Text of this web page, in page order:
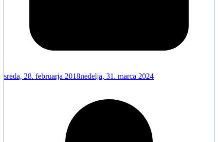
sreda, 28. februarja 2018nedelja, 31. marca 2024